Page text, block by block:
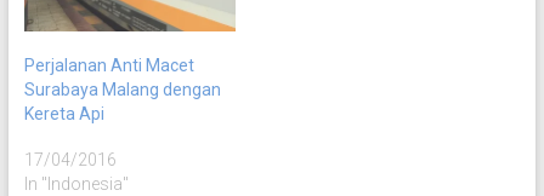
Perjalanan Anti Macet
Surabaya Malang dengan
Kereta Api
17/04/2016
In "Indonesia"